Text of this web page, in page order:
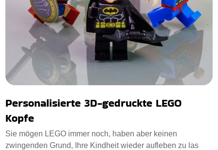
Personalisierte 3D-gedruckte LEGO
Kopfe
Sie mögen LEGO immer noch, haben aber keinen
zwingenden Grund, Ihre Kindheit wieder aufleben zu las